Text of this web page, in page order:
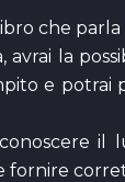
che
la
e
il